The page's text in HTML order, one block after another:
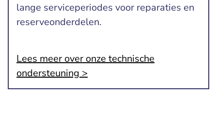
lange serviceperiodes voor reparaties en
reserveonderdelen.
Lees meer over onze technische
ondersteuning >